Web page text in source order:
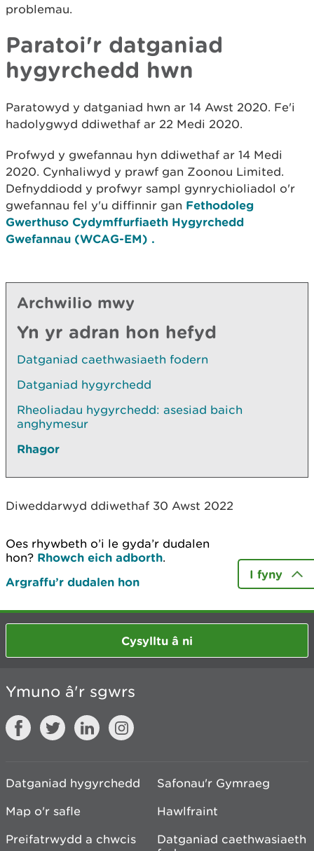
problemau.
Paratoi'r datganiad
hygyrchedd hwn
Paratowyd y datganiad hwn ar 14 Awst 2020. Fe'i
hadolygwyd ddiwethaf ar 22 Medi 2020.
Profwyd y gwefannau hyn ddiwethaf ar 14 Medi
2020. Cynhaliwyd y prawf gan Zoonou Limited.
Defnyddiodd y profwyr sampl gynrychioliadol o'r
gwefannau fel y'u diffinnir gan Fethodoleg
Gwerthuso Cydymffurfiaeth Hygyrchedd
Gwefannau (WCAG-EM) .
Archwilio mwy
Yn yr adran hon hefyd
Datganiad caethwasiaeth fodern
Datganiad hygyrchedd
Rheoliadau hygyrchedd: asesiad baich
anghymesur
Rhagor
Diweddarwyd ddiwethaf 30 Awst 2022
Oes rhywbeth o’i le gyda’r dudalen
hon? Rhowch eich adborth.
Argraffu’r dudalen hon
I fyny
Cysylltu â ni
Ymuno â'r sgwrs
Datganiad hygyrchedd
Safonau'r Gymraeg
Map o'r safle
Hawlfraint
Preifatrwydd a chwcis
Datganiad caethwasiaeth